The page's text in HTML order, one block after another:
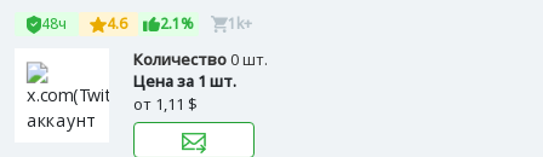
48ч 4.6 2.1% 1k+
Количество0 шт.
Цена за 1 шт.
от 1,11 $